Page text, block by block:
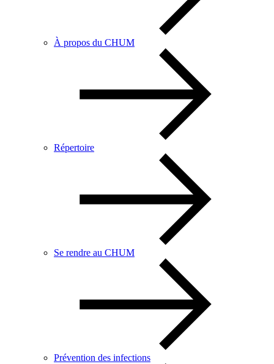
À propos du CHUM
Répertoire
Se rendre au CHUM
Prévention des infections